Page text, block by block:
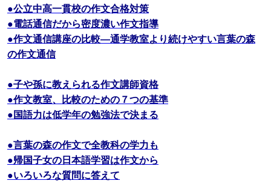
●公立中高一貫校の作文合格対策
●電話通信だから密度濃い作文指導
●作文通信講座の比較―通学教室より続けやすい言葉の森
の作文通信
●子や孫に教えられる作文講師資格
●作文教室、比較のための７つの基準
●国語力は低学年の勉強法で決まる
●言葉の森の作文で全教科の学力も
●帰国子女の日本語学習は作文から
●いろいろな質問に答えて